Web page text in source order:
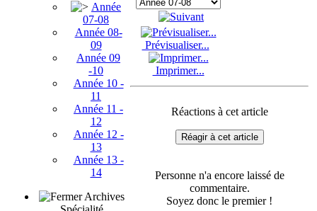
Année
07-08
Année 08-
09
Année 09
-10
Année 10 -
11
Année 11 -
12
Année 12 -
13
Année 13 -
14
Archives
Prévisualiser...
Imprimer...
Réactions à cet article
Réagir à cet article
Personne n'a encore laissé de
commentaire.
Soyez donc le premier !